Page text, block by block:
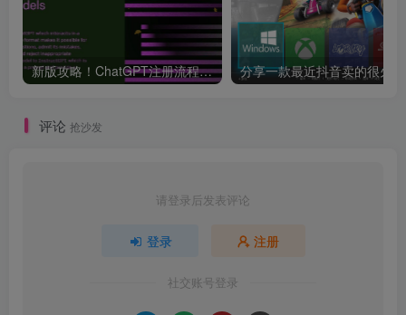
新版攻略！ChatGPT注册流程，超详细基础教程！【ChatGPT】
评论 抢沙发
请登录后发表评论
登录 注册
社交账号登录